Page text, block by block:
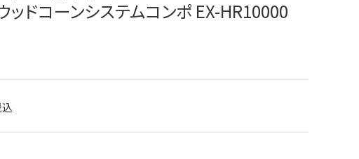
ッドコーンシステムコンポ EX-HR10000